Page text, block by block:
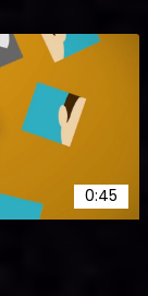
0:45